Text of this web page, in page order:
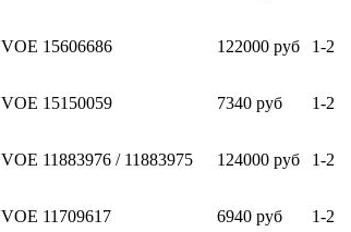
VOE 15606686 122000 руб 1-2
VOE 15150059 7340 руб 1-2
VOE 11883976 / 11883975 124000 руб 1-2
VOE 11709617 6940 руб 1-2